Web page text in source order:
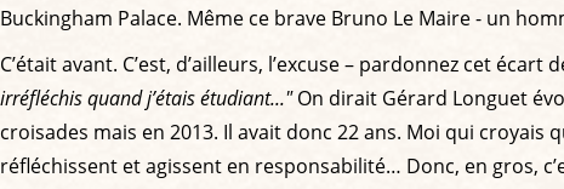
Buckingham Palace. Même ce brave Bruno Le Maire - un
C’était avant. C’est, d’ailleurs, l’excuse – pardonnez cet
irréfléchis quand j’étais étudiant..."On dirait Gérard Longuet
croisades mais en 2013. Il avait donc 22 ans. Moi qui croyais
réfléchissent et agissent en responsabilité… Donc, en gros,